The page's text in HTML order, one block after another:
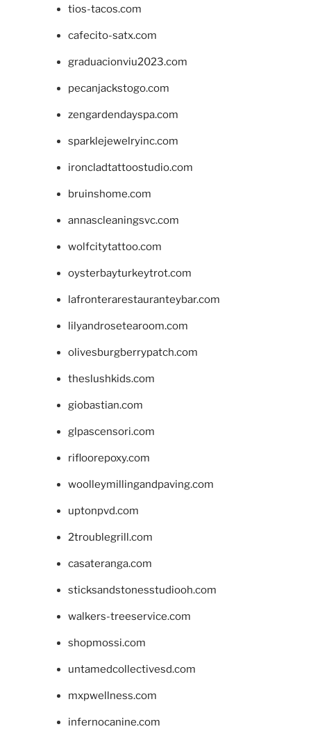
tios-tacos.com
cafecito-satx.com
graduacionviu2023.com
pecanjackstogo.com
zengardendayspa.com
sparklejewelryinc.com
ironcladtattoostudio.com
bruinshome.com
annascleaningsvc.com
wolfcitytattoo.com
oysterbayturkeytrot.com
lafronterarestauranteybar.com
lilyandrosetearoom.com
olivesburgberrypatch.com
theslushkids.com
giobastian.com
glpascensori.com
rifloorepoxy.com
woolleymillingandpaving.com
uptonpvd.com
2troublegrill.com
casateranga.com
sticksandstonesstudiooh.com
walkers-treeservice.com
shopmossi.com
untamedcollectivesd.com
mxpwellness.com
infernocanine.com